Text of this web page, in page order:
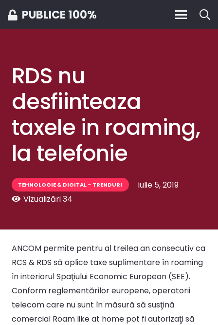
PUBLICE 100%
RDS nu
desfiinteaza
taxele in roaming,
la telefonie
TEHNOLOGIE & DIGITAL – TRENDURI
iulie 5, 2019
Vizualizări34
ANCOM permite pentru al treilea an consecutiv ca
RCS & RDS să aplice taxe suplimentare în roaming
în interiorul Spaţiului Economic European (SEE).
Conform reglementărilor europene, operatorii
telecom care nu sunt în măsură să susţină
comercial Roam like at home pot fi autorizaţi să